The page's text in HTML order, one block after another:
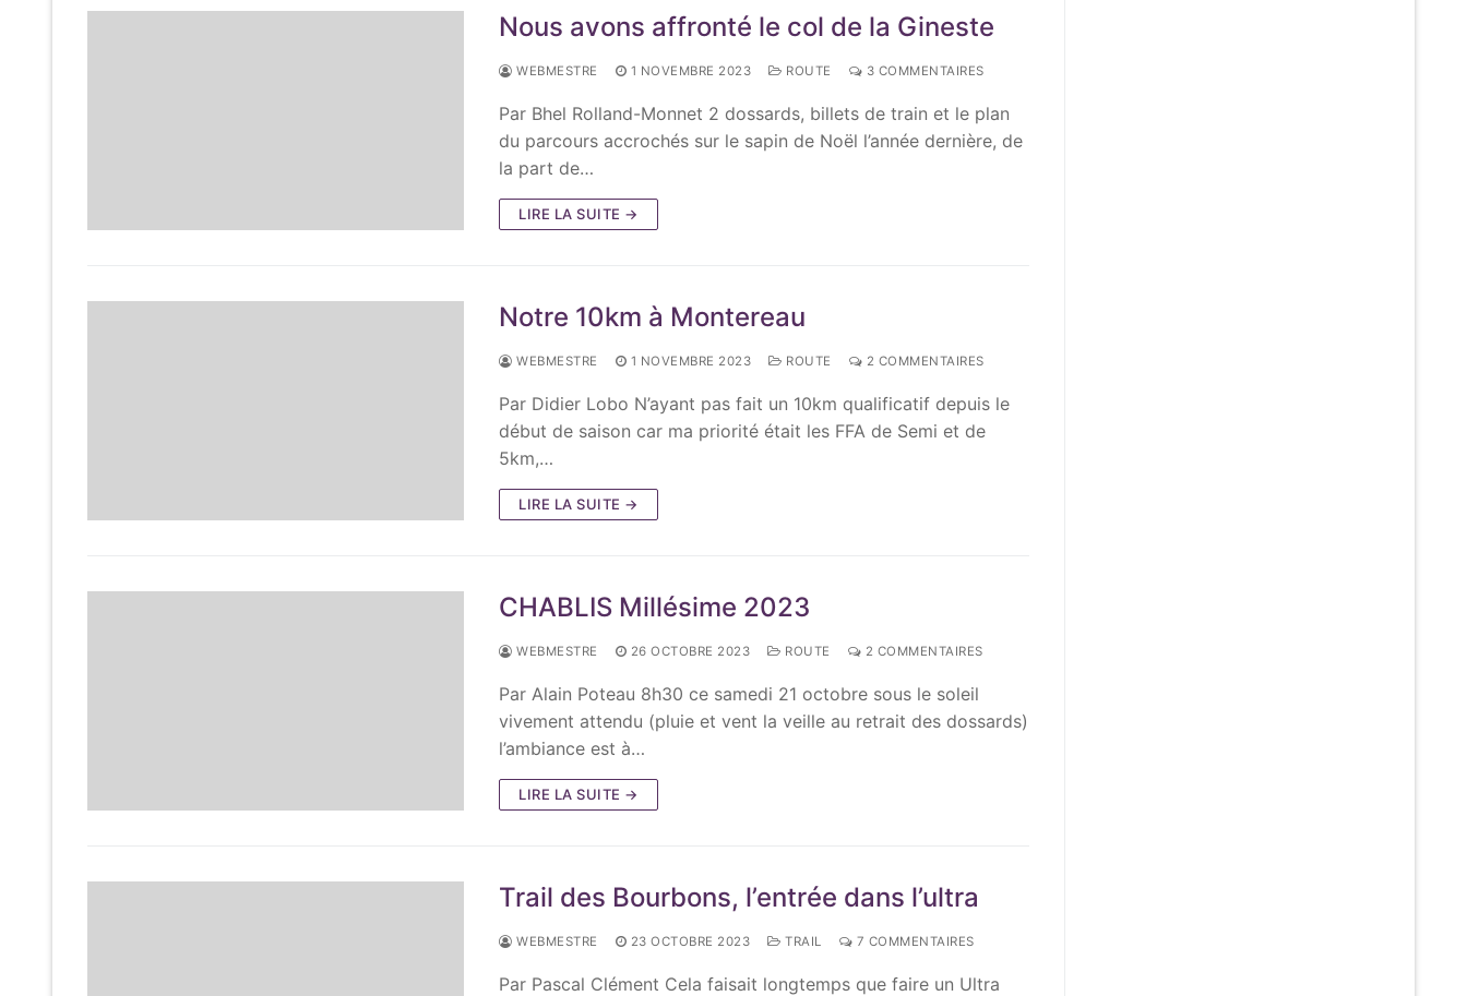
Nous avons affronté le col de la Gineste
WEBMESTRE 1 NOVEMBRE 2023 ROUTE 3 COMMENTAIRES
Par Bhel Rolland-Monnet 2 dossards, billets de train et le plan
du parcours accrochés sur le sapin de Noël l’année dernière, de
la part de…
LIRE LA SUITE →
Notre 10km à Montereau
WEBMESTRE 1 NOVEMBRE 2023 ROUTE 2 COMMENTAIRES
Par Didier Lobo N’ayant pas fait un 10km qualificatif depuis le
début de saison car ma priorité était les FFA de Semi et de
5km,…
LIRE LA SUITE →
CHABLIS Millésime 2023
WEBMESTRE 26 OCTOBRE 2023 ROUTE 2 COMMENTAIRES
Par Alain Poteau 8h30 ce samedi 21 octobre sous le soleil
vivement attendu (pluie et vent la veille au retrait des dossards)
l’ambiance est à…
LIRE LA SUITE →
Trail des Bourbons, l’entrée dans l’ultra
WEBMESTRE 23 OCTOBRE 2023 TRAIL 7 COMMENTAIRES
Par Pascal Clément Cela faisait longtemps que faire un Ultra